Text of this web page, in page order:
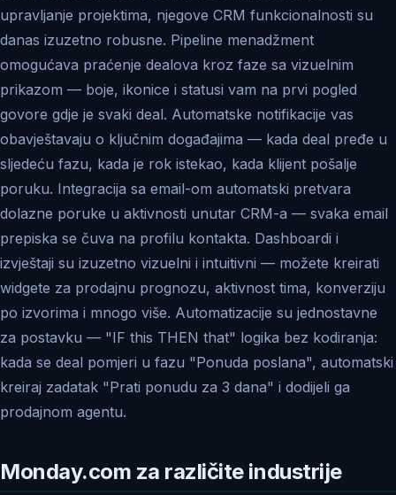
upravljanje projektima, njegove CRM funkcionalnosti su
danas izuzetno robusne. Pipeline menadžment
omogućava praćenje dealova kroz faze sa vizuelnim
prikazom — boje, ikonice i statusi vam na prvi pogled
govore gdje je svaki deal. Automatske notifikacije vas
obavještavaju o ključnim događajima — kada deal pređe u
sljedeću fazu, kada je rok istekao, kada klijent pošalje
poruku. Integracija sa email-om automatski pretvara
dolazne poruke u aktivnosti unutar CRM-a — svaka email
prepiska se čuva na profilu kontakta. Dashboardi i
izvještaji su izuzetno vizuelni i intuitivni — možete kreirati
widgete za prodajnu prognozu, aktivnost tima, konverziju
po izvorima i mnogo više. Automatizacije su jednostavne
za postavku — "IF this THEN that" logika bez kodiranja:
kada se deal pomjeri u fazu "Ponuda poslana", automatski
kreiraj zadatak "Prati ponudu za 3 dana" i dodijeli ga
prodajnom agentu.
Monday.com za različite industrije